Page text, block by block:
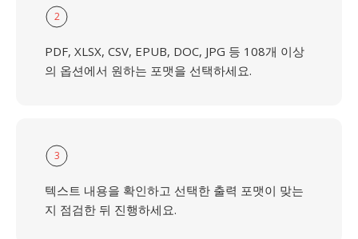
2
PDF, XLSX, CSV, EPUB, DOC, JPG 등 108개 이상
의 옵션에서 원하는 포맷을 선택하세요.
3
텍스트 내용을 확인하고 선택한 출력 포맷이 맞는
지 점검한 뒤 진행하세요.